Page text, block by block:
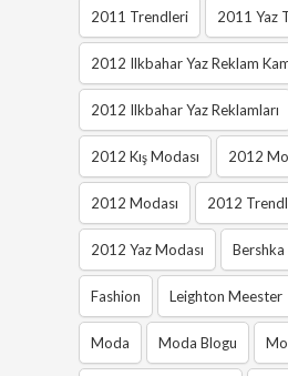
2011 Trendleri 2011 Yaz
2012 Ilkbahar Yaz Reklam
2012 Ilkbahar Yaz Reklamları
2012 Kış Modası 2012
2012 Modası 2012
2012 Yaz Modası Bershka
Fashion Leighton Meester
Moda Moda Blogu